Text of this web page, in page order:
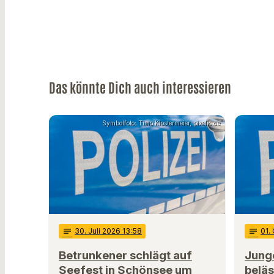
Das könnte Dich auch interessieren
Symbolfoto: Timo Klostermeier, pixelio.de
notes 30. Juli 2026 13:58
Betrunkener schlägt auf
Seefest in Schönsee um
notes 01.